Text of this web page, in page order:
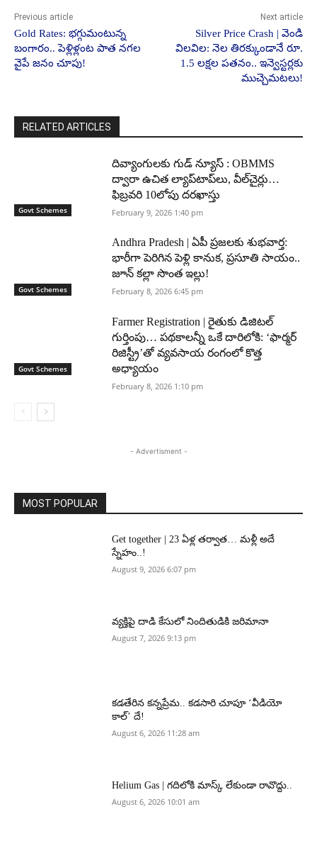
Previous article
Gold Rates: భగ్గుమంటున్న
బంగారం.. పెళ్లిళ్లంట పాత నగల
వైపే జనం చూపు!
Next article
Silver Price Crash | వెండి
విలవిల: నెల తిరక్కుండానే రూ.
1.5 లక్షల పతనం.. ఇన్వెస్టర్లకు
ముచ్చెమటలు!
RELATED ARTICLES
Govt Schemes
దివ్యాంగులకు గుడ్ న్యూస్ : OBMMS
ద్వారా ఉచిత ల్యాప్‌టాప్‌లు, వీల్‌చైర్లు…
ఫిబ్రవరి 10లోపు దరఖాస్తు
February 9, 2026 1:40 pm
Govt Schemes
Andhra Pradesh | ఏపీ ప్రజలకు శుభవార్త:
భారీగా పెరిగిన పెళ్లి కానుక, ప్రసూతి సాయం..
జూన్ కల్లా సొంత ఇల్లు!
February 8, 2026 6:45 pm
Govt Schemes
Farmer Registration | రైతుకు డిజిటల్
గుర్తింపు… పథకాలన్నీ ఒకే దారిలోకి: ‘ఫార్మర్
రిజిస్ట్రీ’తో వ్యవసాయ రంగంలో కొత్త
అధ్యాయం
February 8, 2026 1:10 pm
- Advertisment -
MOST POPULAR
Get together | 23 ఏళ్ల తర్వాత… మళ్లీ అదే
స్నేహం..!
August 9, 2026 6:07 pm
వ్యక్తిపై దాడి కేసులో నిందితుడికి జరిమానా
August 7, 2026 9:13 pm
కడతేరిన కన్నప్రేమ.. కడసారి చూపూ ‘వీడియో
కాల్’ దే!
August 6, 2026 11:28 am
Helium Gas | గదిలోకి మాస్క్ లేకుండా రావొద్దు..
August 6, 2026 10:01 am